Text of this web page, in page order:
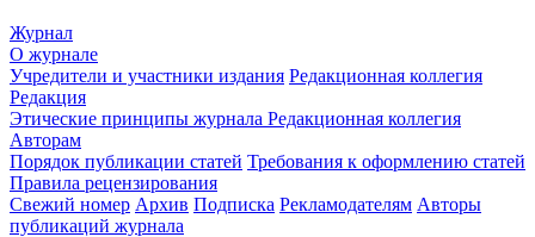
Журнал
О журнале
Учредители и участники издания Редакционная коллегия
Редакция
Этические принципы журнала Редакционная коллегия
Авторам
Порядок публикации статей Требования к оформлению статей
Правила рецензирования
Свежий номер Архив Подписка Рекламодателям Авторы
публикаций журнала